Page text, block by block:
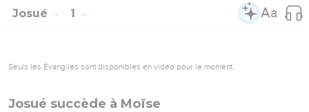
Josué 1
Seuls les Évangiles sont disponibles en vidéo pour le moment.
Josué succède à Moïse